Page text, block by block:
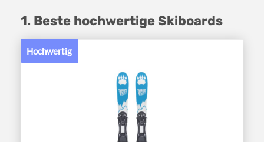
1. Beste hochwertige Skiboards
Hochwertig